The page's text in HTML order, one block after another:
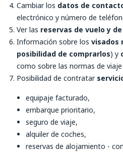
Cambiar los datos de
electrónico y número de
Ver las reservas de vuelo y
Información sobre los visados
posibilidad de comprarlos) y
como sobre las normas de viaje
Posibilidad de contratar
equipaje facturado,
embarque prioritario,
seguro de viaje,
alquiler de coches,
reservas de alojamiento -